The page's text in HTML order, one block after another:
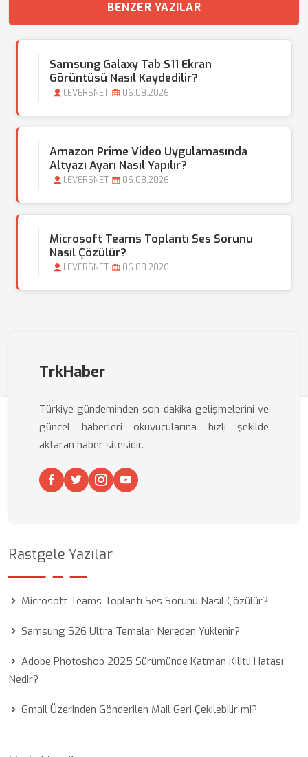
BENZER YAZILAR
Samsung Galaxy Tab S11 Ekran
Görüntüsü Nasıl Kaydedilir?
LEVERSNET 06.08.2026
Amazon Prime Video Uygulamasında
Altyazı Ayarı Nasıl Yapılır?
LEVERSNET 06.08.2026
Microsoft Teams Toplantı Ses Sorunu
Nasıl Çözülür?
LEVERSNET 06.08.2026
TrkHaber
Türkiye gündeminden son dakika gelişmelerini ve
güncel haberleri okuyucularına hızlı şekilde
aktaran haber sitesidir.
Rastgele Yazılar
Microsoft Teams Toplantı Ses Sorunu Nasıl Çözülür?
Samsung S26 Ultra Temalar Nereden Yüklenir?
Adobe Photoshop 2025 Sürümünde Katman Kilitli Hatası
Nedir?
Gmail Üzerinden Gönderilen Mail Geri Çekilebilir mi?